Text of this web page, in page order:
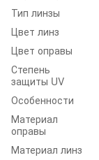
Тип линзы
Цвет линз
Цвет оправы
Степень
защиты UV
Особенности
Материал
оправы
Материал линз